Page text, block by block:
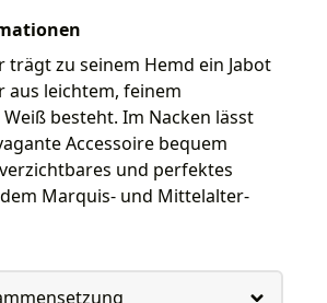
trägt zu seinem Hemd ein Jabot
aus leichtem, feinem
besteht. Im Nacken lässt
Accessoire bequem
und perfektes
Marquis- und Mittelalter-